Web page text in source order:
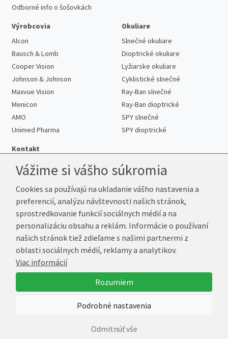
Odborné info o šošovkách
Výrobcovia
Alcon
Bausch & Lomb
Cooper Vision
Johnson & Johnson
Maxvue Vision
Menicon
AMO
Unimed Pharma
Okuliare
Slnečné okuliare
Dioptrické okuliare
Lyžiarske okuliare
Cyklistické slnečné
Ray-Ban slnečné
Ray-Ban dioptrické
SPY slnečné
SPY dioptrické
Kontakt
Telefón:+421 222 205 863
E-mail:info@kup-sosovky.sk
Reklamačná adresa
Andrea Votavová
Revoluční 1017
290 01 Poděbrady
Česká republika
VytvorilMarek Kebza
Vážime si vášho súkromia
Cookies sa používajú na ukladanie vášho nastavenia a
preferencií, analýzu návštevnosti našich stránok,
sprostredkovanie funkcií sociálnych médií a na
personalizáciu obsahu a reklám. Informácie o používaní
našich stránok tiež zdieľame s našimi partnermi z
oblasti sociálnych médií, reklamy a analytikov.
Viac informácií
Rozumiem
Podrobné nastavenia
Odmitnúť vše